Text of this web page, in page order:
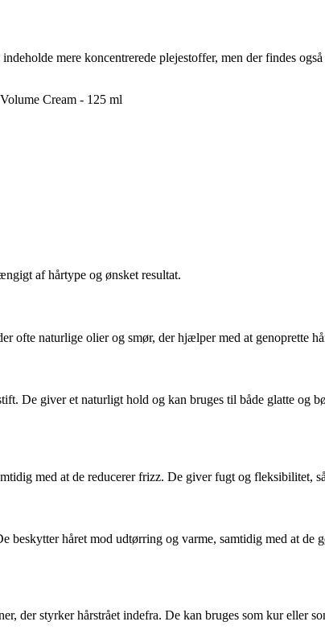
mere koncentrerede plejestoffer, men der findes
Cream - 125 ml
af hårtype og ønsket resultat.
ofte naturlige olier og smør, der hjælper med at genoprette
De giver et naturligt hold og kan bruges til både glatte og
med at de reducerer frizz. De giver fugt og fleksibilitet,
beskytter håret mod udtørring og varme, samtidig med at
der styrker hårstrået indefra. De kan bruges som kur eller